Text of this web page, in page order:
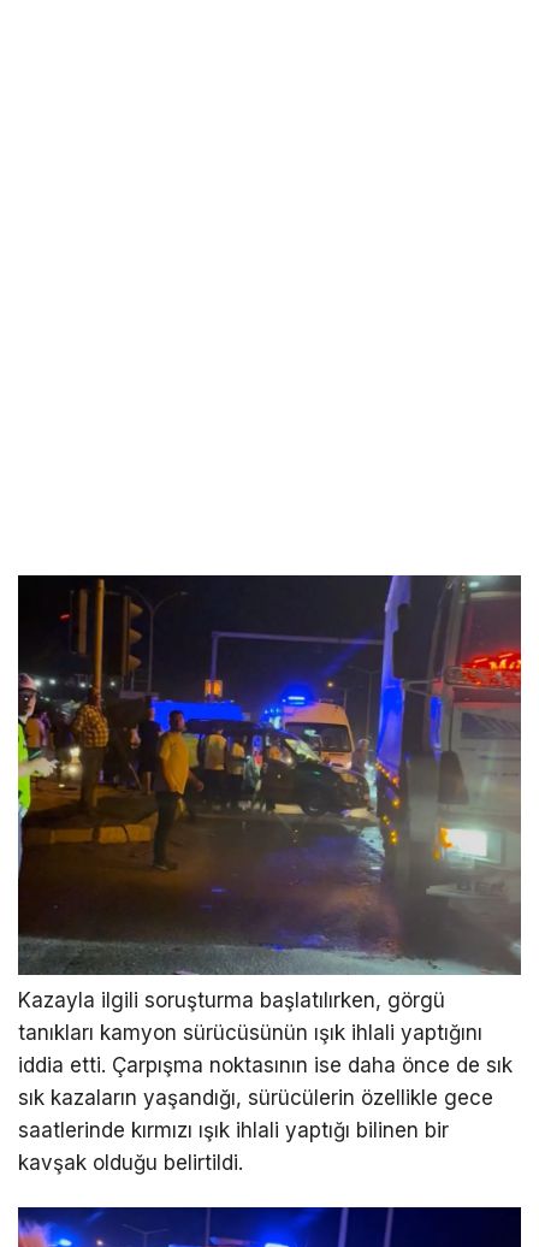
Kazayla ilgili soruşturma başlatılırken, görgü
tanıkları kamyon sürücüsünün ışık ihlali yaptığını
iddia etti. Çarpışma noktasının ise daha önce de sık
sık kazaların yaşandığı, sürücülerin özellikle gece
saatlerinde kırmızı ışık ihlali yaptığı bilinen bir
kavşak olduğu belirtildi.